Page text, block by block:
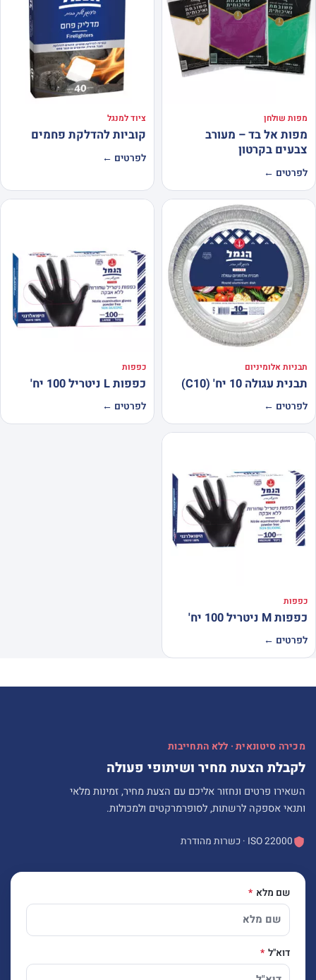
מפות שולחן
מפות אל בד – מעורב
צבעים בקרטון
לפרטים ←
ציוד למנגל
קוביות להדלקת פחמים
לפרטים ←
תבניות אלומיניום
תבנית עגולה 10 יח' (C10)
לפרטים ←
כפפות
כפפות L ניטריל 100 יח'
לפרטים ←
כפפות
כפפות M ניטריל 100 יח'
לפרטים ←
מכירה סיטונאית · ללא התחייבות
לקבלת הצעת מחיר ושיתופי פעולה
השאירו פרטים ונחזור אליכם עם הצעת מחיר, זמינות מלאי
ותנאי אספקה לרשתות, לסופרמרקטים ולמכולות.
ISO 22000 · כשרות מהודרת
שם מלא
דוא"ל